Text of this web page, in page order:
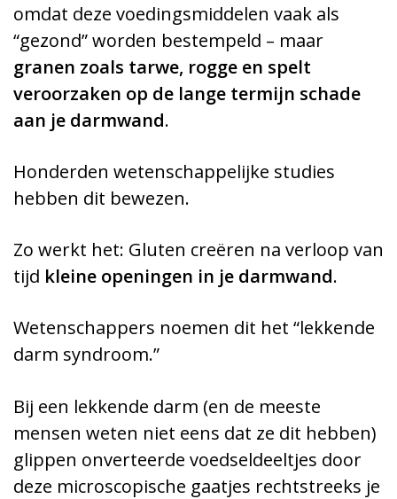
omdat deze voedingsmiddelen vaak als
“gezond” worden bestempeld – maar
granen zoals tarwe, rogge en spelt
veroorzaken op de lange termijn schade
aan je darmwand.
Honderden wetenschappelijke studies
hebben dit bewezen.
Zo werkt het: Gluten creëren na verloop van
tijd kleine openingen in je darmwand.
Wetenschappers noemen dit het “lekkende
darm syndroom.”
Bij een lekkende darm (en de meeste
mensen weten niet eens dat ze dit hebben)
glippen onverteerde voedseldeeltjes door
deze microscopische gaatjes rechtstreeks je